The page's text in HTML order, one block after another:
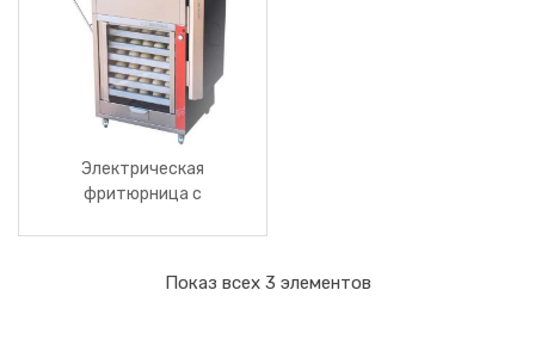
Электрическая
фритюрница с
Показ всех 3 элементов